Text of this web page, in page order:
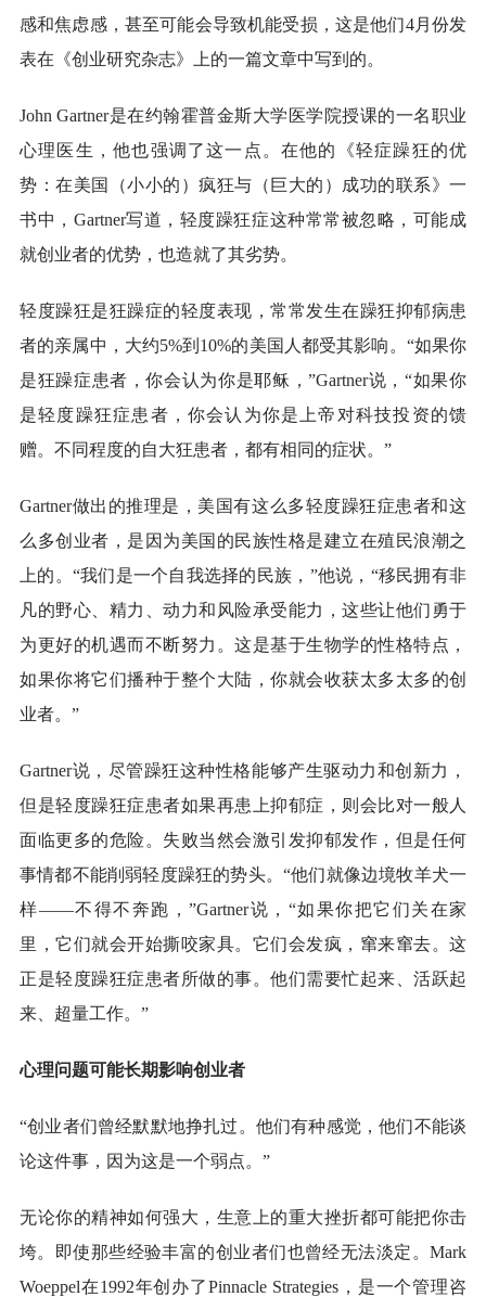
感和焦虑感，甚至可能会导致机能受损，这是他们4月份发
表在《创业研究杂志》上的一篇文章中写到的。
John Gartner是在约翰霍普金斯大学医学院授课的一名职业
心理医生，他也强调了这一点。在他的《轻症躁狂的优
势：在美国（小小的）疯狂与（巨大的）成功的联系》一
书中，Gartner写道，轻度躁狂症这种常常被忽略，可能成
就创业者的优势，也造就了其劣势。
轻度躁狂是狂躁症的轻度表现，常常发生在躁狂抑郁病患
者的亲属中，大约5%到10%的美国人都受其影响。“如果你
是狂躁症患者，你会认为你是耶稣，”Gartner说，“如果你
是轻度躁狂症患者，你会认为你是上帝对科技投资的馈
赠。不同程度的自大狂患者，都有相同的症状。”
Gartner做出的推理是，美国有这么多轻度躁狂症患者和这
么多创业者，是因为美国的民族性格是建立在殖民浪潮之
上的。“我们是一个自我选择的民族，”他说，“移民拥有非
凡的野心、精力、动力和风险承受能力，这些让他们勇于
为更好的机遇而不断努力。这是基于生物学的性格特点，
如果你将它们播种于整个大陆，你就会收获太多太多的创
业者。”
Gartner说，尽管躁狂这种性格能够产生驱动力和创新力，
但是轻度躁狂症患者如果再患上抑郁症，则会比对一般人
面临更多的危险。失败当然会激引发抑郁发作，但是任何
事情都不能削弱轻度躁狂的势头。“他们就像边境牧羊犬一
样——不得不奔跑，”Gartner说，“如果你把它们关在家
里，它们就会开始撕咬家具。它们会发疯，窜来窜去。这
正是轻度躁狂症患者所做的事。他们需要忙起来、活跃起
来、超量工作。”
心理问题可能长期影响创业者
“创业者们曾经默默地挣扎过。他们有种感觉，他们不能谈
论这件事，因为这是一个弱点。”
无论你的精神如何强大，生意上的重大挫折都可能把你击
垮。即使那些经验丰富的创业者们也曾经无法淡定。Mark
Woeppel在1992年创办了Pinnacle Strategies，是一个管理咨